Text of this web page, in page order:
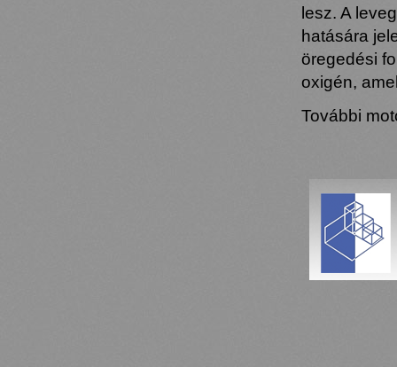
lesz. A
hatására
öregedési
oxigén,
További